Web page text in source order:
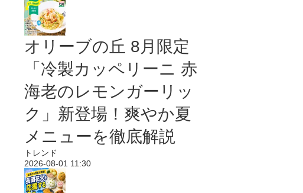
オリーブの丘 8月限定
「冷製カッペリーニ 赤
海老のレモンガーリッ
ク」新登場！爽やか夏
メニューを徹底解説
トレンド
2026-08-01 11:30